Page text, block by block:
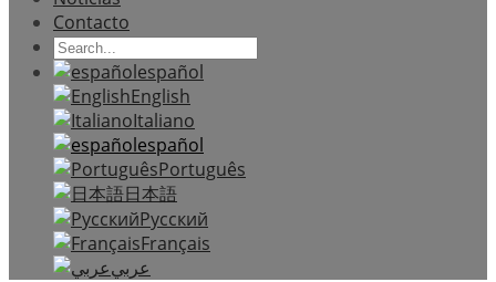
Contacto
español
English
Italiano
español
Português
日本語
Русский
Français
عربي